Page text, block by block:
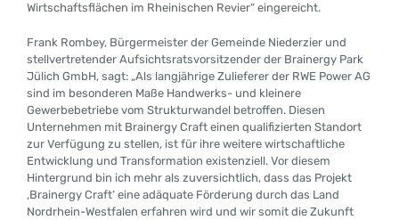
Wirtschaftsflächen im Rheinischen Revier“ eingereicht.
Frank Rombey, Bürgermeister der Gemeinde Niederzier und
stellvertretender Aufsichtsratsvorsitzender der Brainergy Park
Jülich GmbH, sagt: „Als langjährige Zulieferer der RWE Power AG
sind im besonderen Maße Handwerks- und kleinere
Gewerbebetriebe vom Strukturwandel betroffen. Diesen
Unternehmen mit Brainergy Craft einen qualifizierten Standort
zur Verfügung zu stellen, ist für ihre weitere wirtschaftliche
Entwicklung und Transformation existenziell. Vor diesem
Hintergrund bin ich mehr als zuversichtlich, dass das Projekt
,Brainergy Craft‘ eine adäquate Förderung durch das Land
Nordrhein-Westfalen erfahren wird und wir somit die Zukunft